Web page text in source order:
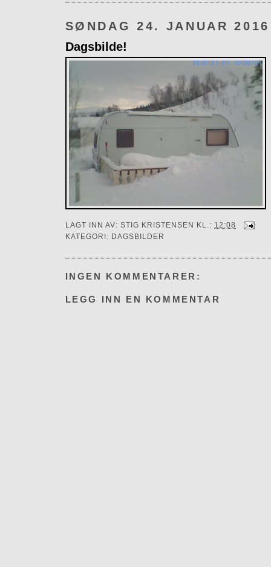
SØNDAG 24. JANUAR 2016
Dagsbilde!
LAGT INN AV: STIG KRISTENSEN KL.: 12:08
KATEGORI: DAGSBILDER
INGEN KOMMENTARER:
LEGG INN EN KOMMENTAR